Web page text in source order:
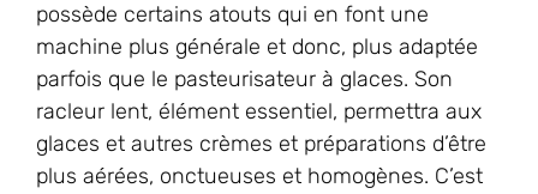
possède certains atouts qui en font une
machine plus générale et donc, plus adaptée
parfois que le pasteurisateur à glaces. Son
racleur lent, élément essentiel, permettra aux
glaces et autres crèmes et préparations d’être
plus aérées, onctueuses et homogènes. C’est